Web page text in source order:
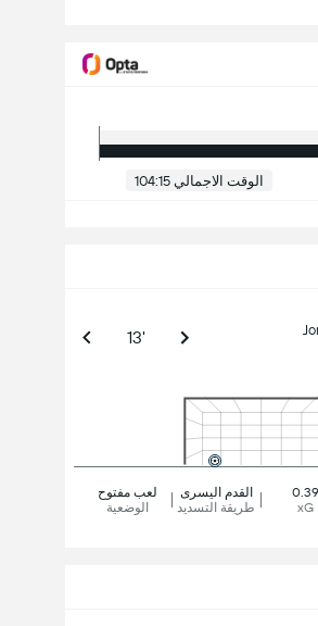
الوقت الاجمالي 104:15
13'
لعب مفتوح
الوضعية
القدم اليسرى
طريقة التسديد
0.39
xG